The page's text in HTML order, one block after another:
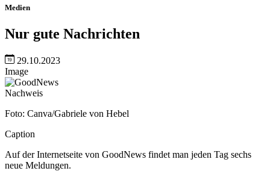
Medien
Nur gute Nachrichten
29.10.2023
Image
Nachweis
Foto: Canva/Gabriele von Hebel
Caption
Auf der Internetseite von GoodNews findet man jeden Tag sechs
neue Meldungen.